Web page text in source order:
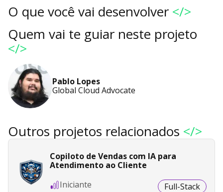
O que você vai desenvolver </>
Quem vai te guiar neste projeto
</>
Pablo Lopes
Global Cloud Advocate
Outros projetos relacionados </>
Copiloto de Vendas com IA para
Atendimento ao Cliente
Iniciante
Full-Stack